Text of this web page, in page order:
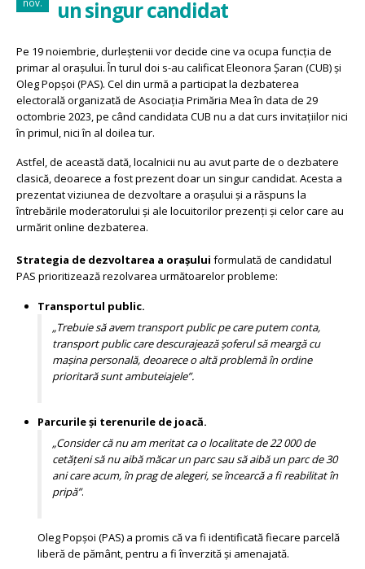
un singur candidat
Pe 19 noiembrie, durleștenii vor decide cine va ocupa funcția de
primar al orașului. În turul doi s-au calificat Eleonora Șaran (CUB) și
Oleg Popșoi (PAS). Cel din urmă a participat la dezbaterea
electorală organizată de Asociația Primăria Mea în data de 29
octombrie 2023, pe când candidata CUB nu a dat curs invitațiilor nici
în primul, nici în al doilea tur.
Astfel, de această dată, localnicii nu au avut parte de o dezbatere
clasică, deoarece a fost prezent doar un singur candidat. Acesta a
prezentat viziunea de dezvoltare a orașului și a răspuns la
întrebările moderatorului și ale locuitorilor prezenți și celor care au
urmărit online dezbaterea.
Strategia de dezvoltarea a orașului formulată de candidatul
PAS prioritizează rezolvarea următoarelor probleme:
Transportul public.
„Trebuie să avem transport public pe care putem conta,
transport public care descurajează șoferul să meargă cu
mașina personală, deoarece o altă problemă în ordine
prioritară sunt ambuteiajele”.
Parcurile și terenurile de joacă.
„Consider că nu am meritat ca o localitate de 22 000 de
cetățeni să nu aibă măcar un parc sau să aibă un parc de 30
ani care acum, în prag de alegeri, se încearcă a fi reabilitat în
pripă”.
Oleg Popșoi (PAS) a promis că va fi identificată fiecare parcelă
liberă de pământ, pentru a fi înverzită și amenajată.